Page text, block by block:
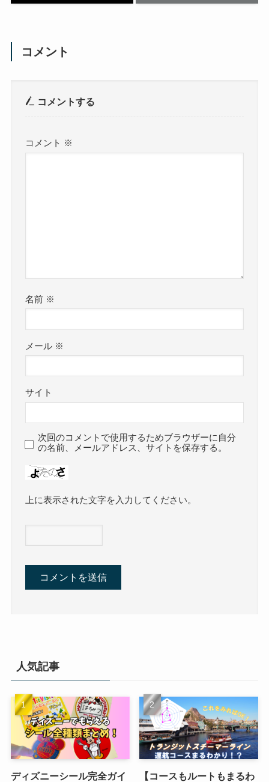
コメント
コメントする
コメント ※
名前 ※
メール ※
サイト
次回のコメントで使用するためブラウザーに自分
の名前、メールアドレス、サイトを保存する。
上に表示された文字を入力してください。
人気記事
ディズニーシール完全ガイ
【コースもルートもまるわ